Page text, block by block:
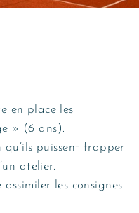
en place les
» (6 ans).
puissent frapper
atelier.
les consignes